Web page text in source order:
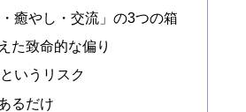
癒やし・交流」の3つの箱
た致命的な偏り
いうリスク
るだけ